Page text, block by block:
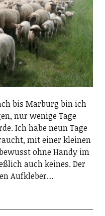
bis Marburg bin ich
nur wenige Tage
Ich habe neun Tage
mit einer kleinen
ohne Handy im
auch keines. Der
Aufkleber…